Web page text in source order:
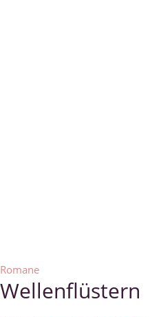
Romane
Wellenflüstern